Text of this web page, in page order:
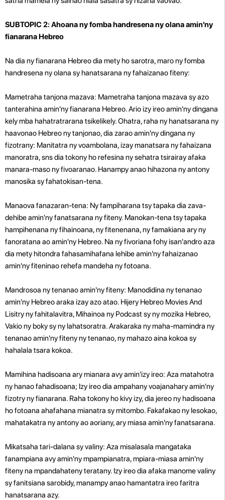
SUBTOPIC 2: Ahoana ny fomba handresena ny olana amin'ny
fianarana Hebreo
Na dia ny fianarana Hebreo dia mety ho sarotra, maro ny fomba
handresena ny olana sy hanatsarana ny fahaizanao fiteny:
Mametraha tanjona mazava: Mametraha tanjona mazava sy azo
tanterahina amin'ny fianarana Hebreo. Ario izy ireo amin'ny dingana
kely mba hahatratrarana tsikelikely. Ohatra, raha ny hanatsarana ny
haavonao Hebreo ny tanjonao, dia zarao amin'ny dingana ny
fizotrany: Manitatra ny voambolana, izay manatsara ny fahaizana
manoratra, sns dia tokony ho refesina ny sehatra tsirairay afaka
manara-maso ny fivoaranao. Hanampy anao hihazona ny antony
manosika sy fahatokisan-tena.
Manaova fanazaran-tena: Ny fampiharana tsy tapaka dia zava-
dehibe amin'ny fanatsarana ny fiteny. Manokan-tena tsy tapaka
hampihenana ny fihainoana, ny fitenenana, ny famakiana ary ny
fanoratana ao amin'ny Hebreo. Na ny fivoriana fohy isan'andro aza
dia mety hitondra fahasamihafana lehibe amin'ny fahaizanao
amin'ny fiteninao rehefa mandeha ny fotoana.
Mandrosoa ny tenanao amin'ny fiteny: Manodidina ny tenanao
amin'ny Hebreo araka izay azo atao. Hijery Hebreo Movies And
Lisitry ny fahitalavitra, Mihainoa ny Podcast sy ny mozika Hebreo,
Vakio ny boky sy ny lahatsoratra. Arakaraka ny maha-mamindra ny
tenanao amin'ny fiteny ny tenanao, ny mahazo aina kokoa sy
hahalala tsara kokoa.
Mamihina hadisoana ary mianara avy amin'izy ireo: Aza matahotra
ny hanao fahadisoana; Izy ireo dia ampahany voajanahary amin'ny
fizotry ny fianarana. Raha tokony ho kivy izy, dia jereo ny hadisoana
ho fotoana ahafahana mianatra sy mitombo. Fakafakao ny lesokao,
mahatakatra ny antony ao aoriany, ary miasa amin'ny fanatsarana.
Mikatsaha tari-dalana sy valiny: Aza misalasala mangataka
fanampiana avy amin'ny mpampianatra, mpiara-miasa amin'ny
fiteny na mpandahateny teratany. Izy ireo dia afaka manome valiny
sy fanitsiana sarobidy, manampy anao hamantatra ireo faritra
hanatsarana azy.